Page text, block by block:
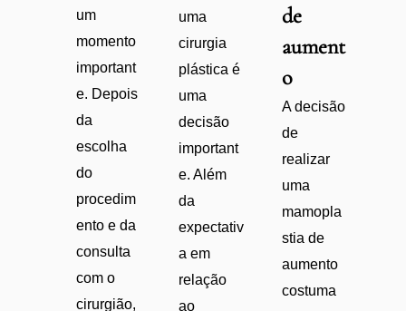
um
momento
important
e. Depois
da
escolha
do
procedim
ento e da
consulta
com o
cirurgião,
uma
cirurgia
plástica é
uma
decisão
important
e. Além
da
expectativ
a em
relação
ao
de
aument
o
A decisão
de
realizar
uma
mamopla
stia de
aumento
costuma